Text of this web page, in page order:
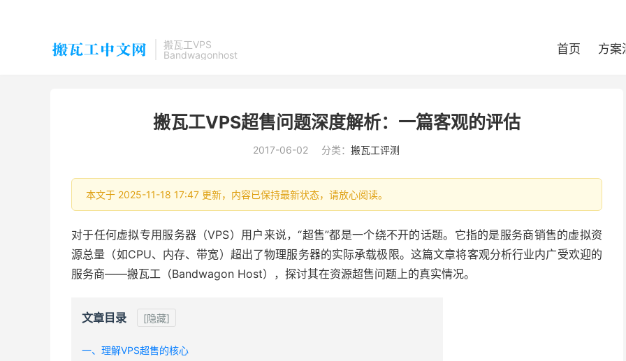
搬瓦工VPS
Bandwagonhost
首页 方案
搬瓦工VPS超售问题深度解析：一篇客观的评估
2017-06-02 分类： 搬瓦工评测
本文于 2025-11-18 17:47 更新，内容已保持最新状态，请放心阅读。
对于任何虚拟专用服务器（VPS）用户来说，“超售”都是一个绕不开的话题。它指的是服务商销售的虚拟资
源总量（如CPU、内存、带宽）超出了物理服务器的实际承载极限。这篇文章将客观分析行业内广受欢迎的
服务商——搬瓦工（Bandwagon Host），探讨其在资源超售问题上的真实情况。
文章目录 [隐藏]
一、理解VPS超售的核心